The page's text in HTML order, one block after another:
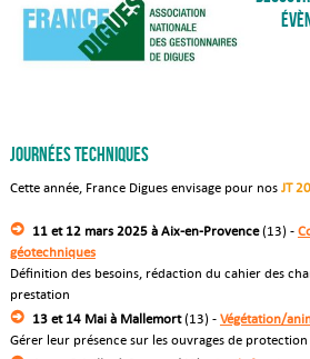
Journées techniques
Cette année, France Digues envisage pour nos JT
11 et 12 mars 2025 à Aix-en-Provence(13) -
géotechniques
Définition des besoins, rédaction du cahier des
prestation
13 et 14 Mai à Mallemort(13) - Végétation/
Gérer leur présence sur les ouvrages de